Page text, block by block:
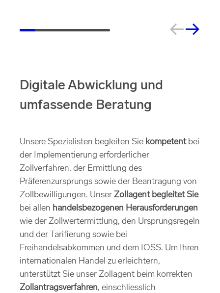
Digitale Abwicklung und
umfassende Beratung
Unsere Spezialisten begleiten Sie kompetentbei
der Implementierung erforderlicher
Zollverfahren, der Ermittlung des
Präferenzursprungs sowie der Beantragung von
Zollbewilligungen. Unser Zollagent begleitet Sie
bei allen handelsbezogenen Herausforderungen
wie der Zollwertermittlung, den Ursprungsregeln
und der Tarifierung sowie bei
Freihandelsabkommen und dem IOSS. Um Ihren
internationalen Handel zu erleichtern,
unterstützt Sie unser Zollagent beim korrekten
Zollantragsverfahren, einschliesslich